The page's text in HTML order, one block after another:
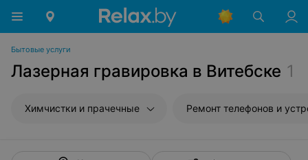
Бытовые услуги
Лазерная гравировка в Витебске 1
Химчистки и прачечные Ремонт телефонов и устройств